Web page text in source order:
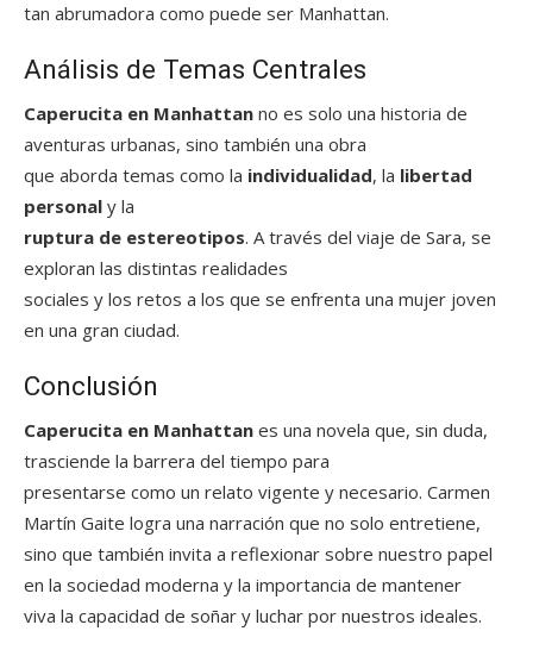
tan abrumadora como puede ser Manhattan.
Análisis de Temas Centrales
Caperucita en Manhattan no es solo una historia de
aventuras urbanas, sino también una obra
que aborda temas como la individualidad, la libertad
personal y la
ruptura de estereotipos. A través del viaje de Sara, se
exploran las distintas realidades
sociales y los retos a los que se enfrenta una mujer joven
en una gran ciudad.
Conclusión
Caperucita en Manhattan es una novela que, sin duda,
trasciende la barrera del tiempo para
presentarse como un relato vigente y necesario. Carmen
Martín Gaite logra una narración que no solo entretiene,
sino que también invita a reflexionar sobre nuestro papel
en la sociedad moderna y la importancia de mantener
viva la capacidad de soñar y luchar por nuestros ideales.